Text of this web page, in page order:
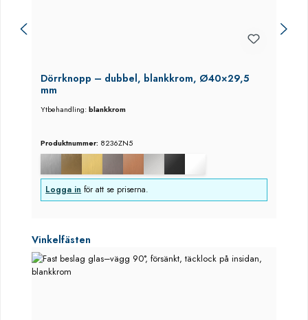
Dörrknopp – dubbel, blankkrom, Ø40×29,5
mm
Ytbehandling:blankkrom
Produktnummer: 8236ZN5
Logga in för att se priserna.
Hoppa över produktgalleri
Vinkelfästen